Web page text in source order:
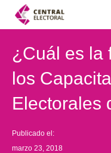
¿Cuál es la
los
Electorales
Publicado el:
marzo 23, 2018